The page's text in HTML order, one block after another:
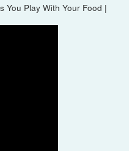
You Play With Your Food |